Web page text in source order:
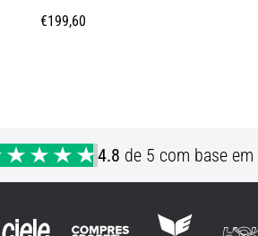
€199,60
4.8 de 5 com base em